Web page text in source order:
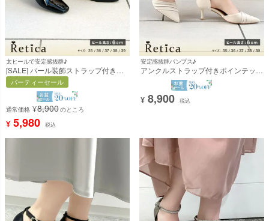
太ヒールで安定感抜群♪
[SALE] パール装飾ストラップ付き太
ヒールパンプス(ブラック) [Retica/レ
ティカ]
パーティーセール
通常価格 ¥8,900のところ
¥ 5,980 税込
安定感抜群パンプス♪
アンクルストラップ付きポインテッド
トゥセパレートパンプス(オフホワイ
ト) [Retica/レティカ]
¥ 8,900 税込